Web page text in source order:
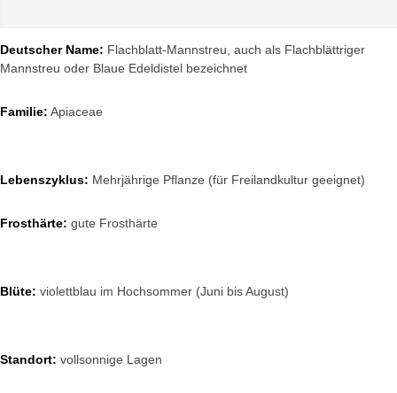
Deutscher Name: Flachblatt-Mannstreu, auch als Flachblättriger
Mannstreu oder Blaue Edeldistel bezeichnet
Familie: Apiaceae
Lebenszyklus: Mehrjährige Pflanze (für Freilandkultur geeignet)
Frosthärte: gute Frosthärte
Blüte: violettblau im Hochsommer (Juni bis August)
Standort: vollsonnige Lagen